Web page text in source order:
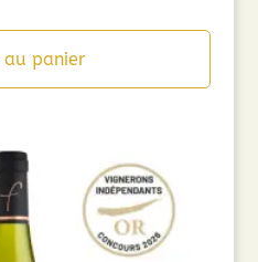
panier